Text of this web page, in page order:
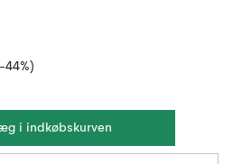
44%)
i indkøbskurven